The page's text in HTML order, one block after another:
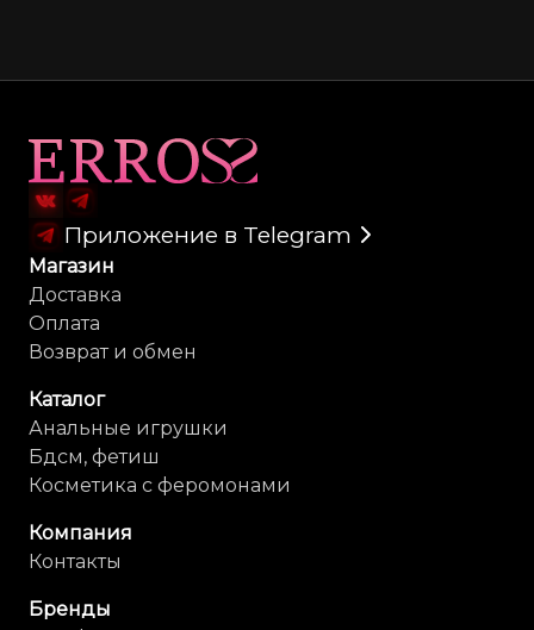
Приложение в Telegram
Магазин
Доставка
Оплата
Возврат и обмен
Каталог
Анальные игрушки
Бдсм, фетиш
Косметика с феромонами
Компания
Контакты
Бренды
Карта сайта